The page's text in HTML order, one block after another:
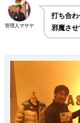
管理人マサヤ
打ち合
邪魔さ